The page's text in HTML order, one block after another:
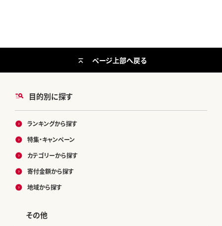
目的別に探す
ランキングから探す
特集・キャンペーン
カテゴリーから探す
寄付金額から探す
地域から探す
その他
ページ上部へ戻る